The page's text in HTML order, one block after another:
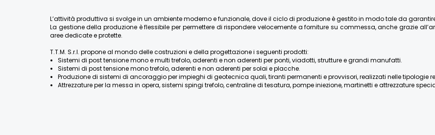
L’attività produttiva si svolge in un ambiente moderno e funzionale, dove il ciclo di produzione è gestito in modo tale da
La gestione della produzione è flessibile per permettere di rispondere velocemente a forniture su commessa, anche grazie
aree dedicate e protette.
T.T.M. S.r.l. propone al mondo delle costruzioni e della progettazione i seguenti prodotti:
Sistemi di post tensione mono e multi trefolo, aderenti e non aderenti per ponti, viadotti, strutture e grandi manufatti.
Sistemi di post tensione mono trefolo, aderenti e non aderenti per solai e placche.
Produzione di sistemi di ancoraggio per impieghi di geotecnica quali, tiranti permanenti e provvisori, realizzati nelle tipologie re
Attrezzature per la messa in opera, sistemi spingi trefolo, centraline di tesatura, pompe iniezione, martinetti e attrezzature